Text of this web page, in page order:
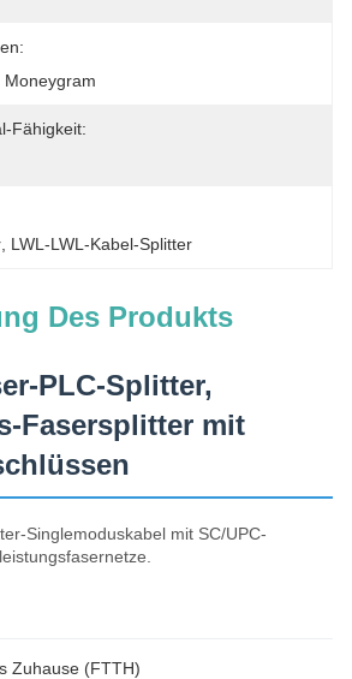
Moneygram
Fähigkeit:
LWL-LWL-Kabel-Splitter
Des Produkts
PLC-Splitter,
Fasersplitter mit
Singlemoduskabel mit SC/UPC-
Zuhause (FTTH)